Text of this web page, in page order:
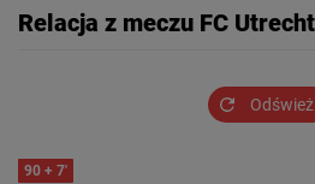
Relacja z meczu FC
Odśwież
90 + 7'